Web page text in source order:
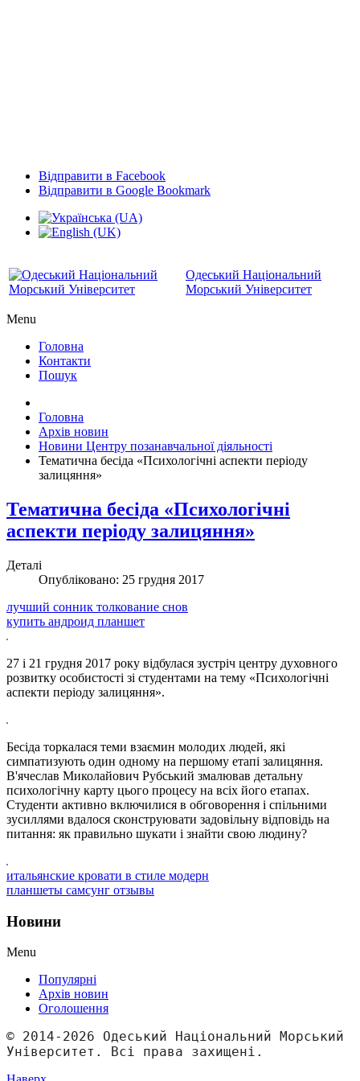
Відправити в Facebook
Відправити в Google Bookmark
Одеський Національний
Морський Університет
Menu
Головна
Контакти
Пошук
Головна
Архів новин
Новини Центру позанавчальної діяльності
Тематична бесіда «Психологічні аспекти періоду
залицяння»
Тематична бесіда «Психологічні
аспекти періоду залицяння»
Деталі
Опубліковано: 25 грудня 2017
лучший сонник толкование снов
купить андроид планшет
27 і 21 грудня 2017 року відбулася зустріч центру духовного
розвитку особистості зі студентами на тему «Психологічні
аспекти періоду залицяння».
Бесіда торкалася теми взаємин молодих людей, які
симпатизують один одному на першому етапі залицяння.
В'ячеслав Миколайович Рубський змалював детальну
психологічну карту цього процесу на всіх його етапах.
Студенти активно включилися в обговорення і спільними
зусиллями вдалося сконструювати задовільну відповідь на
питання: як правильно шукати і знайти свою людину?
итальянские кровати в стиле модерн
планшеты самсунг отзывы
Новини
Menu
Популярні
Архів новин
Оголошення
© 2014-2026 Одеський Національний Морський
Університет. Всі права захищені.